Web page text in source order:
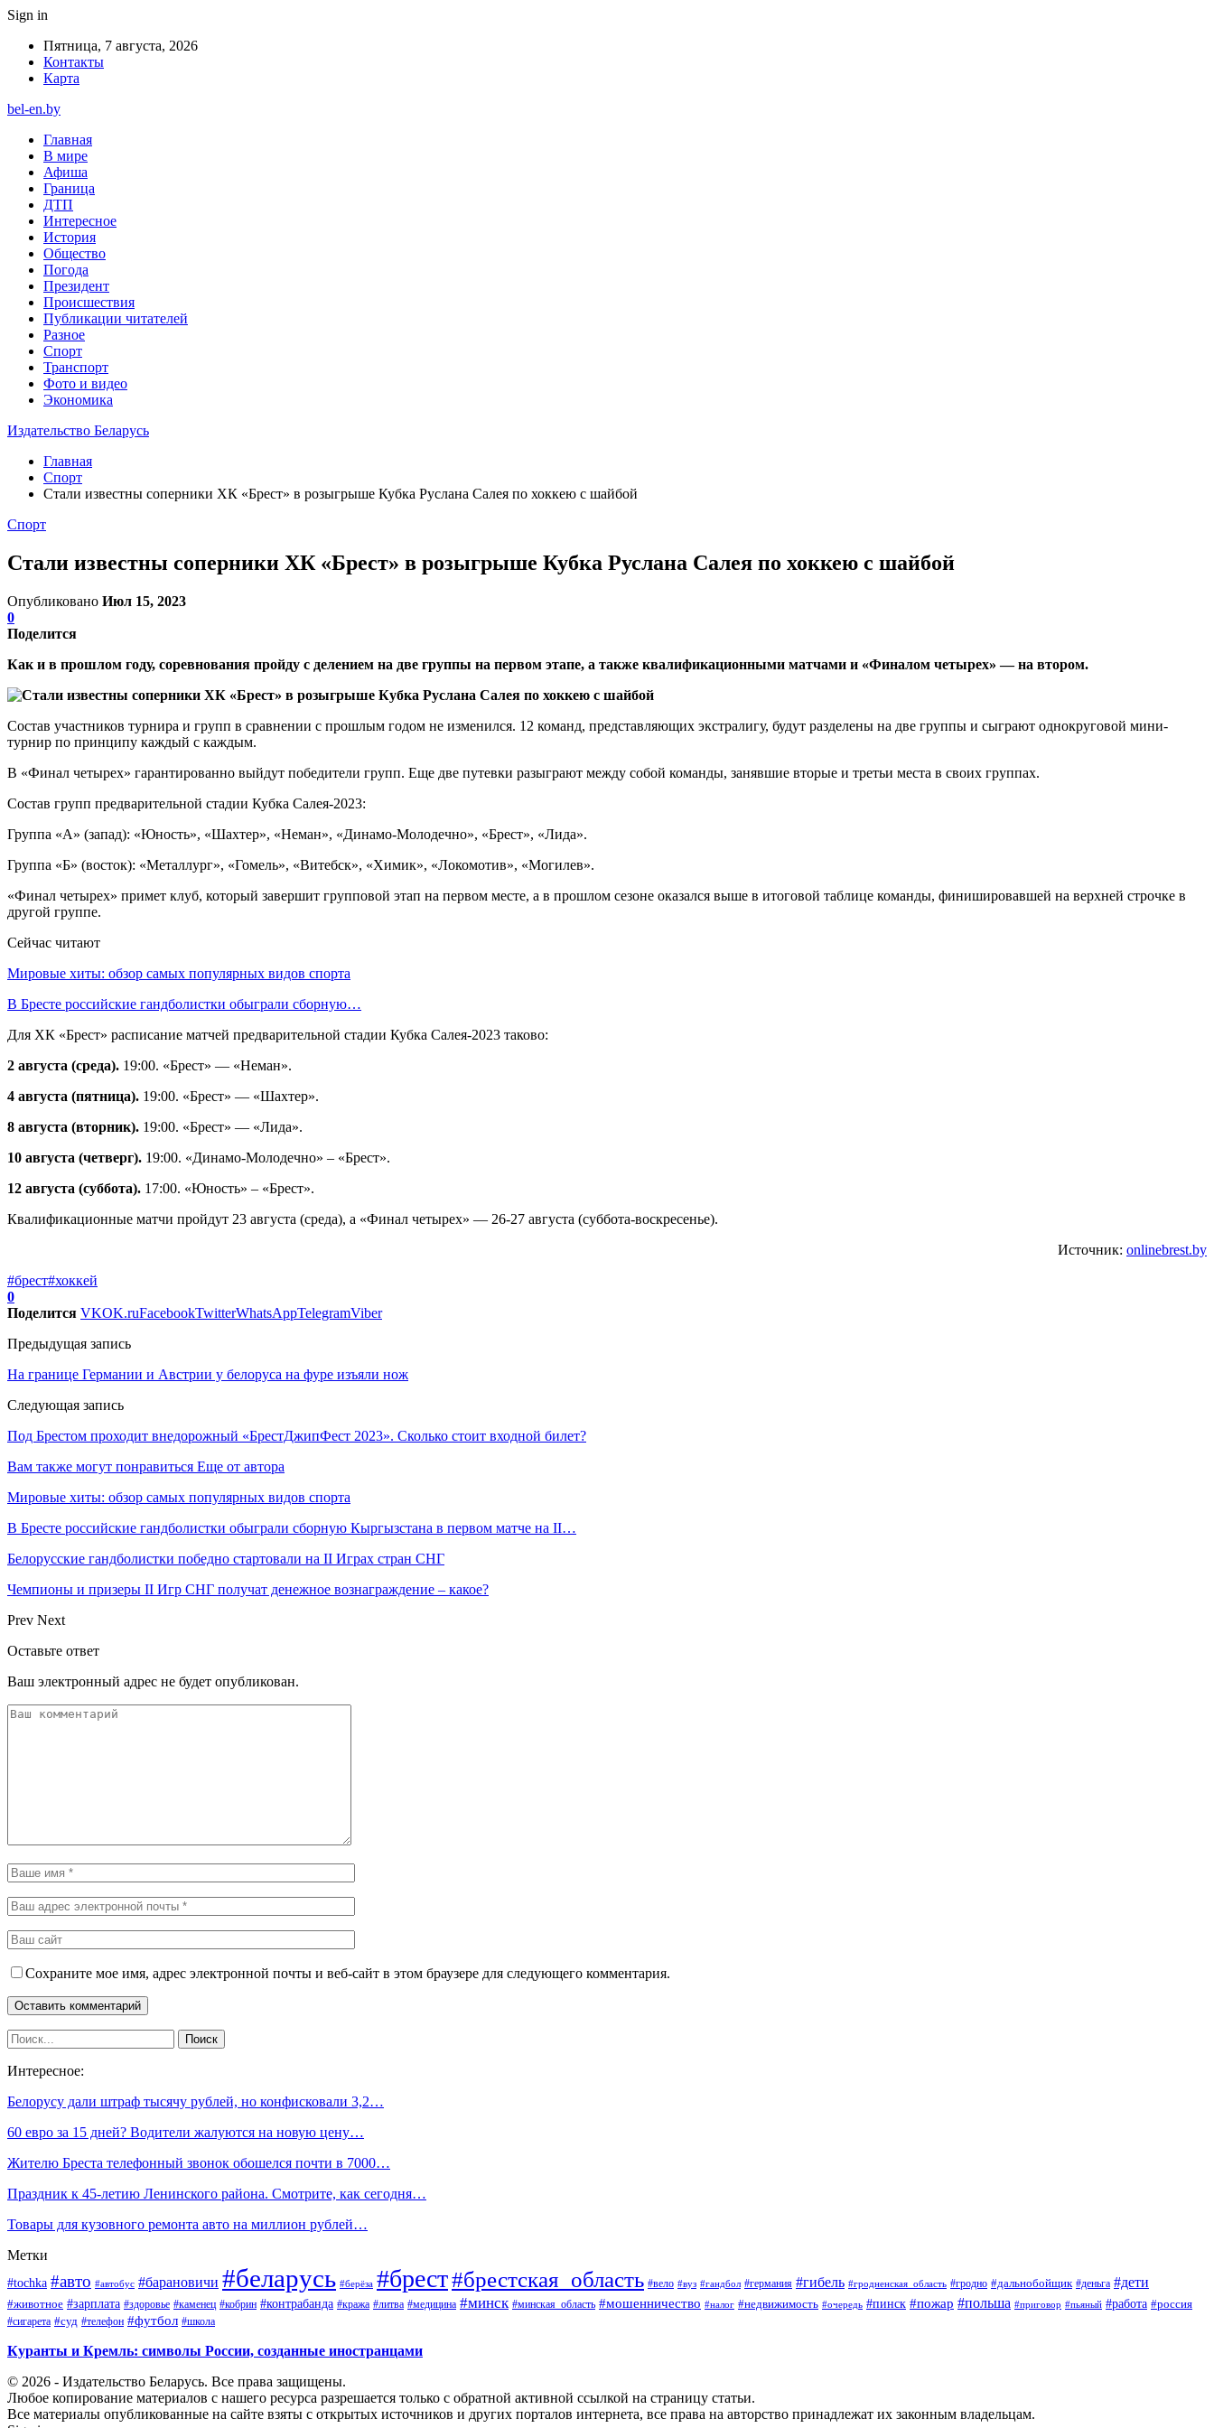
Sign in
Пятница, 7 августа, 2026
Контакты
Карта
bel-en.by
Главная
В мире
Афиша
Граница
ДТП
Интересное
История
Общество
Погода
Президент
Происшествия
Публикации читателей
Разное
Спорт
Транспорт
Фото и видео
Экономика
Издательство Беларусь
Главная
Спорт
Стали известны соперники ХК «Брест» в розыгрыше Кубка Руслана Салея по хоккею с шайбой
Спорт
Стали известны соперники ХК «Брест» в розыгрыше Кубка Руслана Салея по хоккею с шайбой
Опубликовано Июл 15, 2023
0
Поделится
Как и в прошлом году, соревнования пройду с делением на две группы на первом этапе, а также квалификационными матчами и «Финалом четырех» — на втором.
Состав участников турнира и групп в сравнении с прошлым годом не изменился. 12 команд, представляющих экстралигу, будут разделены на две группы и сыграют однокруговой мини-
турнир по принципу каждый с каждым.
В «Финал четырех» гарантированно выйдут победители групп. Еще две путевки разыграют между собой команды, занявшие вторые и третьи места в своих группах.
Состав групп предварительной стадии Кубка Салея-2023:
Группа «А» (запад): «Юность», «Шахтер», «Неман», «Динамо-Молодечно», «Брест», «Лида».
Группа «Б» (восток): «Металлург», «Гомель», «Витебск», «Химик», «Локомотив», «Могилев».
«Финал четырех» примет клуб, который завершит групповой этап на первом месте, а в прошлом сезоне оказался выше в итоговой таблице команды, финишировавшей на верхней строчке в
другой группе.
Сейчас читают
Мировые хиты: обзор самых популярных видов спорта
В Бресте российские гандболистки обыграли сборную…
Для ХК «Брест» расписание матчей предварительной стадии Кубка Салея-2023 таково:
2 августа (среда). 19:00. «Брест» — «Неман».
4 августа (пятница). 19:00. «Брест» — «Шахтер».
8 августа (вторник). 19:00. «Брест» — «Лида».
10 августа (четверг). 19:00. «Динамо-Молодечно» – «Брест».
12 августа (суббота). 17:00. «Юность» – «Брест».
Квалификационные матчи пройдут 23 августа (среда), а «Финал четырех» — 26-27 августа (суббота-воскресенье).
Источник: onlinebrest.by
#брест#хоккей
0
Поделится VKOK.ruFacebookTwitterWhatsAppTelegramViber
Предыдущая запись
На границе Германии и Австрии у белоруса на фуре изъяли нож
Следующая запись
Под Брестом проходит внедорожный «БрестДжипФест 2023». Сколько стоит входной билет?
Вам также могут понравиться Еще от автора
Мировые хиты: обзор самых популярных видов спорта
В Бресте российские гандболистки обыграли сборную Кыргызстана в первом матче на II…
Белорусские гандболистки победно стартовали на II Играх стран СНГ
Чемпионы и призеры II Игр СНГ получат денежное вознаграждение – какое?
Prev Next
Оставьте ответ
Ваш электронный адрес не будет опубликован.
Сохраните мое имя, адрес электронной почты и веб-сайт в этом браузере для следующего комментария.
Интересное:
Белорусу дали штраф тысячу рублей, но конфисковали 3,2…
60 евро за 15 дней? Водители жалуются на новую цену…
Жителю Бреста телефонный звонок обошелся почти в 7000…
Праздник к 45-летию Ленинского района. Смотрите, как сегодня…
Товары для кузовного ремонта авто на миллион рублей…
Метки
#tochka #авто #автобус #барановичи #беларусь #берёза #брест#брестская_область #вело #вуз #гандбол #германия #гибель #гродненская_область #гродно #дальнобойщик #деньга #дети
#животное #зарплата #здоровье #каменец #кобрин #контрабанда #кража #литва #медицина #минск #минская_область #мошенничество #налог #недвижимость #очередь #пинск #пожар #польша #приговор #пьяный #работа #россия
#сигарета #суд #телефон #футбол #школа
Куранты и Кремль: символы России, созданные иностранцами
© 2026 - Издательство Беларусь. Все права защищены.
Любое копирование материалов с нашего ресурса разрешается только с обратной активной ссылкой на страницу статьи.
Все материалы опубликованные на сайте взяты с открытых источников и других порталов интернета, все права на авторство принадлежат их законным владельцам.